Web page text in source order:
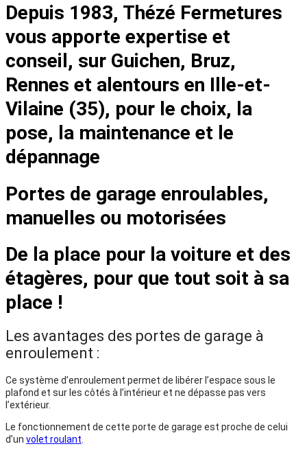
Depuis 1983, Thézé Fermetures
vous apporte expertise et
conseil, sur Guichen, Bruz,
Rennes et alentours en Ille-et-
Vilaine (35), pour le choix, la
pose, la maintenance et le
dépannage
Portes de garage enroulables,
manuelles ou motorisées
De la place pour la voiture et des
étagères, pour que tout soit à sa
place !
Les avantages des portes de garage à
enroulement :
Ce système d’enroulement permet de libérer l’espace sous le
plafond et sur les côtés à l’intérieur et ne dépasse pas vers
l’extérieur.
Le fonctionnement de cette porte de garage est proche de celui
d’un volet roulant.